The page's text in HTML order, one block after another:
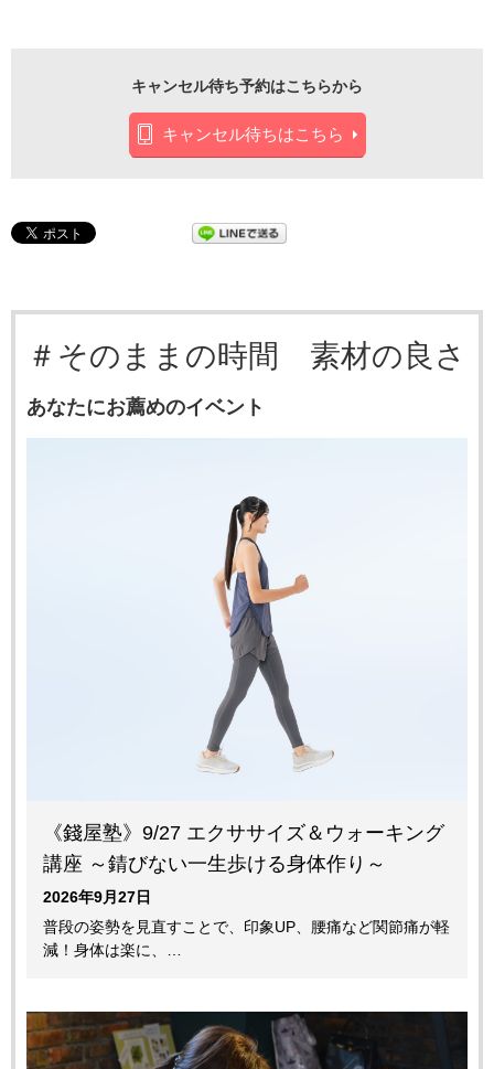
キャンセル待ち予約はこちらから
キャンセル待ちはこちら
＃そのままの時間 素材の良さ
あなたにお薦めのイベント
《錢屋塾》9/27 エクササイズ＆ウォーキング
講座 ～錆びない一生歩ける身体作り～
2026年9月27日
普段の姿勢を見直すことで、印象UP、腰痛など関節痛が軽
減！身体は楽に、…